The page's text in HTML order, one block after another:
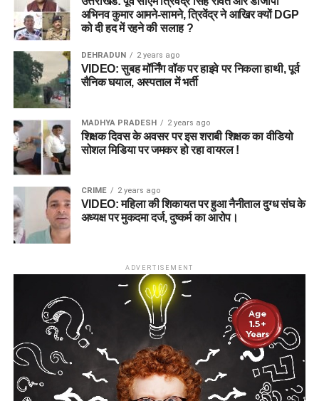
अभिनव कुमार आमने-सामने, त्रिवेंद्र ने आखिर क्यों DGP
को दी हद में रहने की सलाह ?
DEHRADUN 2 years ago
VIDEO: सुबह मॉर्निंग वॉक पर हाइवे पर निकला हाथी, पूर्व
सैनिक घयाल, अस्पताल में भर्ती
MADHYA PRADESH 2 years ago
शिक्षक दिवस के अवसर पर इस शराबी शिक्षक का वीडियो
सोशल मिडिया पर जमकर हो रहा वायरल !
CRIME 2 years ago
VIDEO: महिला की शिकायत पर हुआ नैनीताल दुग्ध संघ के
अध्यक्ष पर मुकदमा दर्ज, दुष्कर्म का आरोप।
ADVERTISEMENT